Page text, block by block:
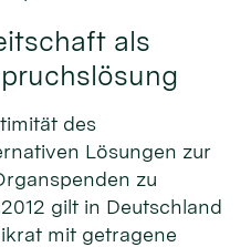
als
des
Lösungen zur
zu
gilt in Deutschland
mit getragene